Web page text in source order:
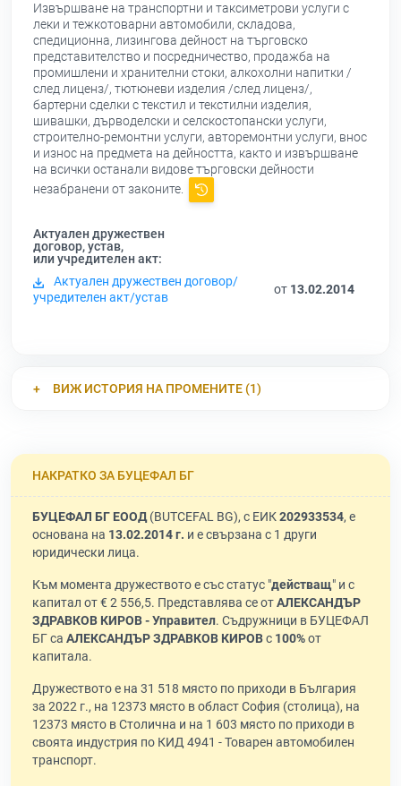
Извършване на транспортни и таксиметрови услуги с
леки и тежкотоварни автомобили, складова,
спедиционна, лизингова дейност на търговско
представителство и посредничество, продажба на
промишлени и хранителни стоки, алкохолни напитки /
след лиценз/, тютюневи изделия /след лиценз/,
бартерни сделки с текстил и текстилни изделия,
шивашки, дърводелски и селскостопански услуги,
строително-ремонтни услуги, авторемонтни услуги, внос
и износ на предмета на дейността, както и извършване
на всички останали видове търговски дейности
незабранени от законите.
Актуален дружествен
договор, устав,
или учредителен акт:
Актуален дружествен договор/
учредителен акт/устав
от 13.02.2014
ВИЖ ИСТОРИЯ НА ПРОМЕНИТЕ (1)
НАКРАТКО ЗА БУЦЕФАЛ БГ
БУЦЕФАЛ БГ ЕООД(BUTCEFAL BG), с ЕИК202933534, е
основана на 13.02.2014 г. и е свързана с 1 други
юридически лица.
Към момента дружеството е със статус "действащ" и с
капитал от € 2 556,5. Представлява се отАЛЕКСАНДЪР
ЗДРАВКОВ КИРОВ - Управител. Съдружници в БУЦЕФАЛ
БГ са АЛЕКСАНДЪР ЗДРАВКОВ КИРОВс 100%от
капитала.
Дружеството е на 31 518 място по приходи в България
за 2022 г., на 12373 място в област София (столица), на
12373 място в Столична и на 1 603 място по приходи в
своята индустрия по КИД 4941 - Товарен автомобилен
транспорт.